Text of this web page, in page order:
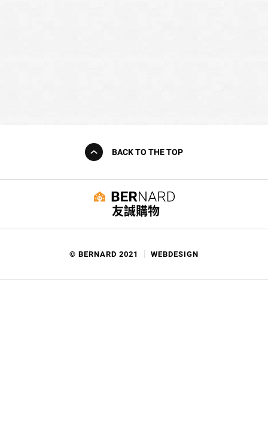
89,900
加入購物車
BACK TO THE TOP
友誠購物
© BERNARD 2021 WEBDESIGN